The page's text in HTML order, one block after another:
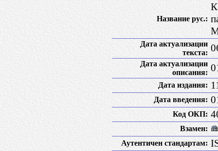
Название рус.:
Дата актуализации
текста:
Дата актуализации
описания:
Дата издания:
Дата введения:
Код ОКП:
Взамен:
Аутентичен стандартам: